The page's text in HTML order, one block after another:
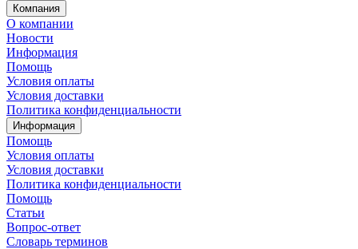
Компания
О компании
Новости
Информация
Помощь
Условия оплаты
Условия доставки
Политика конфиденциальности
Информация
Помощь
Условия оплаты
Условия доставки
Политика конфиденциальности
Помощь
Статьи
Вопрос-ответ
Словарь терминов